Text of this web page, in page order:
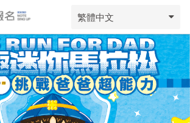
繁體中文